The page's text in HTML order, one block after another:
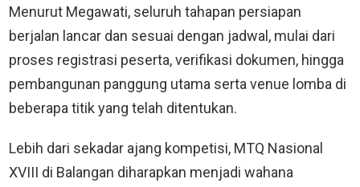
Menurut Megawati, seluruh tahapan persiapan
berjalan lancar dan sesuai dengan jadwal, mulai dari
proses registrasi peserta, verifikasi dokumen, hingga
pembangunan panggung utama serta venue lomba di
beberapa titik yang telah ditentukan.
Lebih dari sekadar ajang kompetisi, MTQ Nasional
XVIII di Balangan diharapkan menjadi wahana